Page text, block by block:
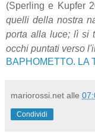
(Sperling e Kupfer
quelli della nostra
porta alla luce; lì si
occhi puntati verso
BAPHOMETTO. LA
mariorossi.net alle
Condividi